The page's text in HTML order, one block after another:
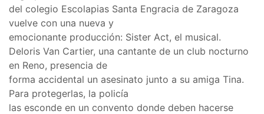
del colegio Escolapias Santa Engracia de Zaragoza
vuelve con una nueva y
emocionante producción: Sister Act, el musical.
Deloris Van Cartier, una cantante de un club nocturno
en Reno, presencia de
forma accidental un asesinato junto a su amiga Tina.
Para protegerlas, la policía
las esconde en un convento donde deben hacerse